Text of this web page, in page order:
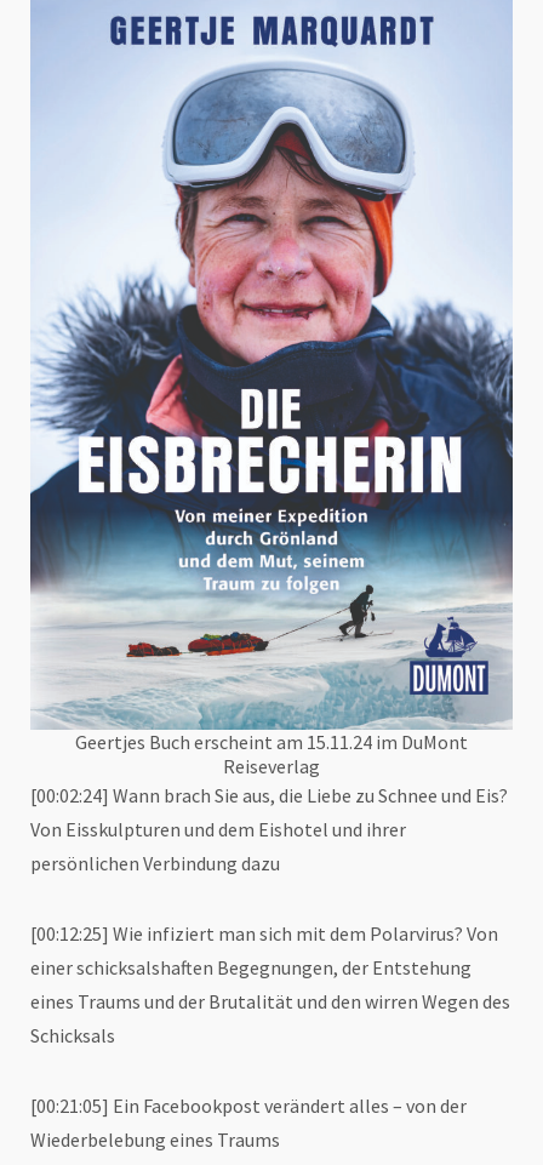
Geertjes Buch erscheint am 15.11.24 im DuMont
Reiseverlag
[00:02:24] Wann brach Sie aus, die Liebe zu Schnee und Eis?
Von Eisskulpturen und dem Eishotel und ihrer
persönlichen Verbindung dazu
[00:12:25] Wie infiziert man sich mit dem Polarvirus? Von
einer schicksalshaften Begegnungen, der Entstehung
eines Traums und der Brutalität und den wirren Wegen des
Schicksals
[00:21:05] Ein Facebookpost verändert alles – von der
Wiederbelebung eines Traums